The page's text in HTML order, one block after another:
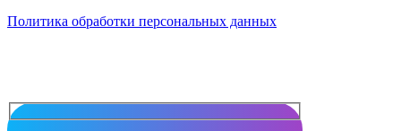
Политика обработки персональных данных